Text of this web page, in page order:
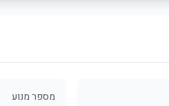
מספר מנוע